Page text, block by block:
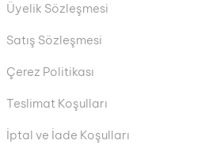
Üyelik Sözleşmesi
Satış Sözleşmesi
Çerez Politikası
Teslimat Koşulları
İptal ve İade Koşulları